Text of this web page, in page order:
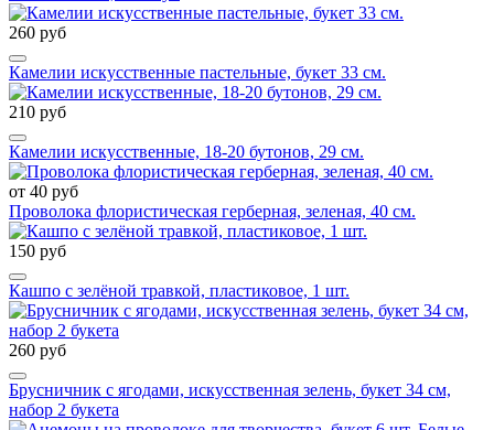
260 руб
Камелии искусственные пастельные, букет 33 см.
210 руб
Камелии искусственные, 18-20 бутонов, 29 см.
от 40 руб
Проволока флористическая герберная, зеленая, 40 см.
150 руб
Кашпо с зелёной травкой, пластиковое, 1 шт.
260 руб
Брусничник с ягодами, искусственная зелень, букет 34 см,
набор 2 букета